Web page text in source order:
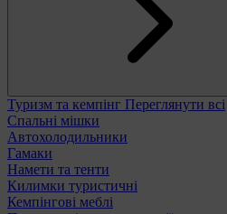
Туризм та кемпінг Переглянути всі
Спальні мішки
Автохолодильники
Гамаки
Намети та тенти
Килимки туристичні
Кемпінгові меблі